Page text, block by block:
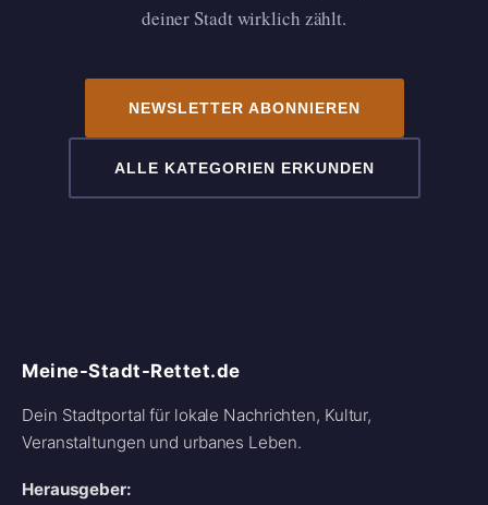
deiner Stadt wirklich zählt.
NEWSLETTER ABONNIEREN
ALLE KATEGORIEN ERKUNDEN
Meine-Stadt-Rettet.de
Dein Stadtportal für lokale Nachrichten, Kultur,
Veranstaltungen und urbanes Leben.
Herausgeber: